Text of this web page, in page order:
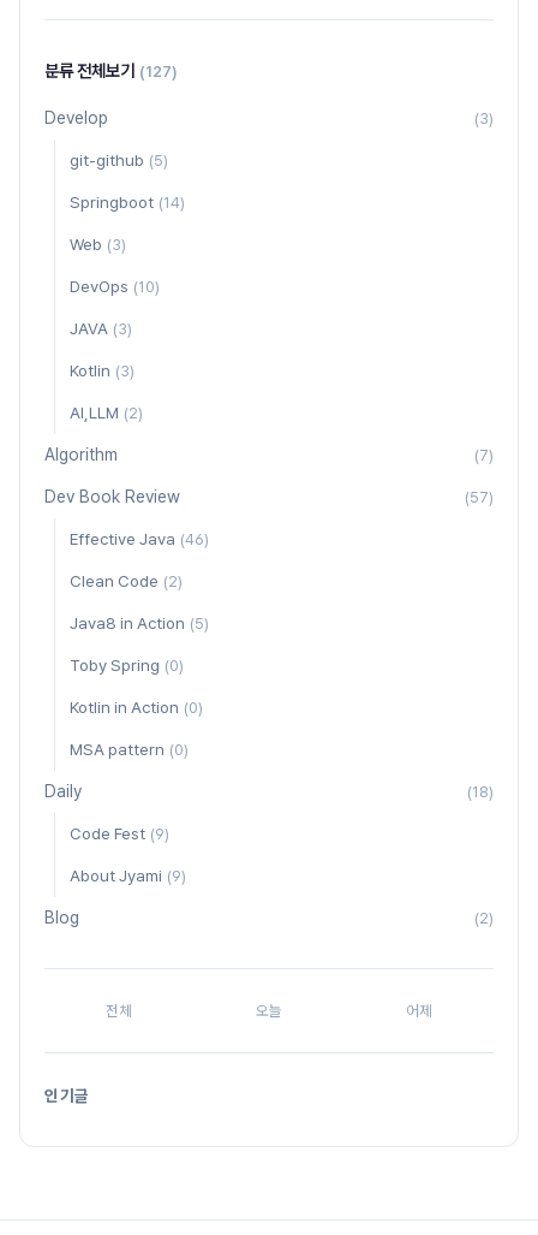
분류 전체보기 (127)
Develop (3)
git-github (5)
Springboot (14)
Web (3)
DevOps (10)
JAVA (3)
Kotlin (3)
AI,LLM (2)
Algorithm (7)
Dev Book Review (57)
Effective Java (46)
Clean Code (2)
Java8 in Action (5)
Toby Spring (0)
Kotlin in Action (0)
MSA pattern (0)
Daily (18)
Code Fest (9)
About Jyami (9)
Blog (2)
전체 오늘 어제